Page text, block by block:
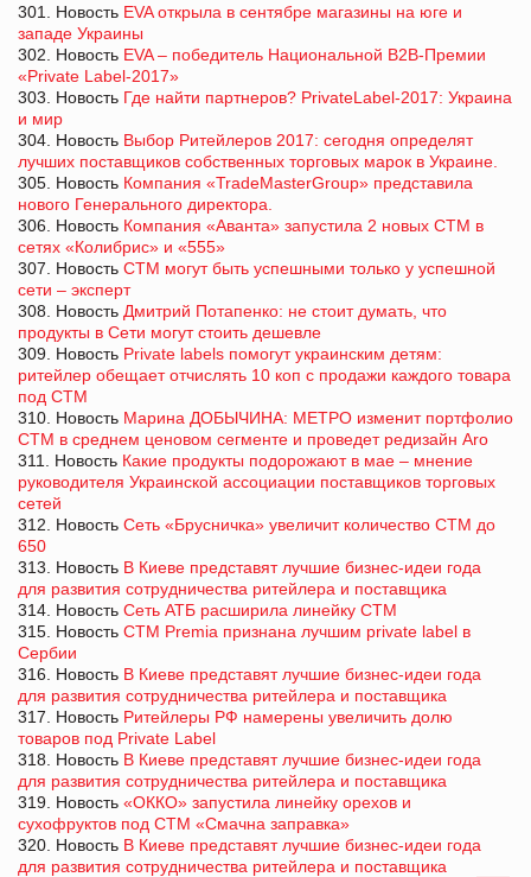
301. Новость EVA открыла в сентябре магазины на юге и
западе Украины
302. Новость EVA – победитель Национальной В2В-Премии
«Private Label-2017»
303. Новость Где найти партнеров? PrivateLabel-2017: Украина
и мир
304. Новость Выбор Ритейлеров 2017: сегодня определят
лучших поставщиков собственных торговых марок в Украине.
305. Новость Компания «TradeMasterGroup» представила
нового Генерального директора.
306. Новость Компания «Аванта» запустила 2 новых СТМ в
сетях «Колибрис» и «555»
307. Новость СТМ могут быть успешными только у успешной
сети – эксперт
308. Новость Дмитрий Потапенко: не стоит думать, что
продукты в Сети могут стоить дешевле
309. Новость Private labels помогут украинским детям:
ритейлер обещает отчислять 10 коп с продажи каждого товара
под СТМ
310. Новость Марина ДОБЫЧИНА: МЕТРО изменит портфолио
СТМ в среднем ценовом сегменте и проведет редизайн Aro
311. Новость Какие продукты подорожают в мае – мнение
руководителя Украинской ассоциации поставщиков торговых
сетей
312. Новость Сеть «Брусничка» увеличит количество СТМ до
650
313. Новость В Киеве представят лучшие бизнес-идеи года
для развития сотрудничества ритейлера и поставщика
314. Новость Сеть АТБ расширила линейку СТМ
315. Новость СТМ Premia признана лучшим private label в
Сербии
316. Новость В Киеве представят лучшие бизнес-идеи года
для развития сотрудничества ритейлера и поставщика
317. Новость Ритейлеры РФ намерены увеличить долю
товаров под Private Label
318. Новость В Киеве представят лучшие бизнес-идеи года
для развития сотрудничества ритейлера и поставщика
319. Новость «ОККО» запустила линейку орехов и
сухофруктов под СТМ «Смачна заправка»
320. Новость В Киеве представят лучшие бизнес-идеи года
для развития сотрудничества ритейлера и поставщика